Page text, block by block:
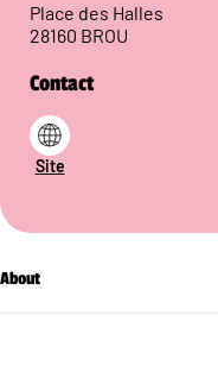
Place des Halles
28160 BROU
Contact
Site
About